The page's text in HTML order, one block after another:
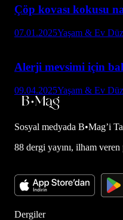
Çöp kovası kokusu
07.01.2025Yaşam & Ev
Alerji mevsimi için
09.04.2025Yaşam & Ev
Sosyal medyada B•Mag’i
88 dergi yayını, ilham
Dergiler